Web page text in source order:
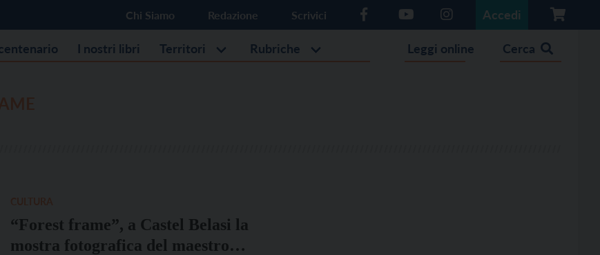
Chi Siamo Redazione Scrivici Accedi
I nostri libri Territori Rubriche Leggi online Cerca
“Forest frame”, a Castel Belasi la
mostra fotografica del maestro